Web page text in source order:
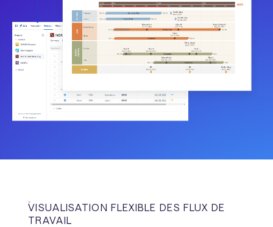
VISUALISATION FLEXIBLE DES FLUX DE
TRAVAIL